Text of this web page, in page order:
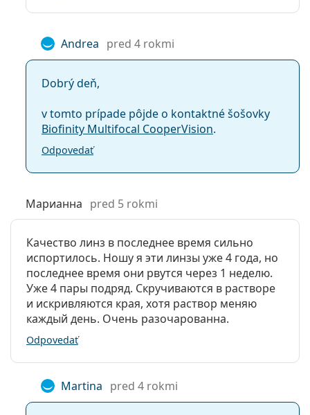
Andrea pred 4 rokmi
Dobrý deň,
v tomto prípade pôjde o kontaktné šošovky
Biofinity Multifocal CooperVision.
Odpovedať
Марианна pred 5 rokmi
Качество линз в последнее время сильно
испортилось. Ношу я эти линзы уже 4 года, но
последнее время они рвутся через 1 неделю.
Уже 4 пары подряд. Скручиваются в растворе
и искривляются края, хотя раствор меняю
каждый день. Очень разочарованна.
Odpovedať
Martina pred 4 rokmi